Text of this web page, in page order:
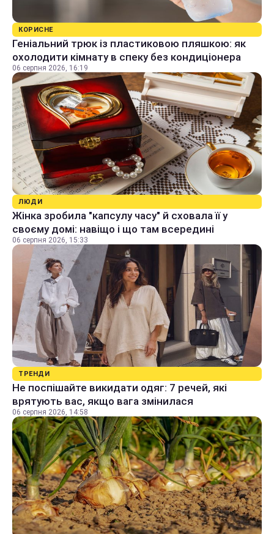
КОРИСНЕ
Геніальний трюк із пластиковою пляшкою: як
охолодити кімнату в спеку без кондиціонера
06 серпня 2026, 16:19
ЛЮДИ
Жінка зробила "капсулу часу" й сховала її у
своєму домі: навіщо і що там всередині
06 серпня 2026, 15:33
ТРЕНДИ
Не поспішайте викидати одяг: 7 речей, які
врятують вас, якщо вага змінилася
06 серпня 2026, 14:58